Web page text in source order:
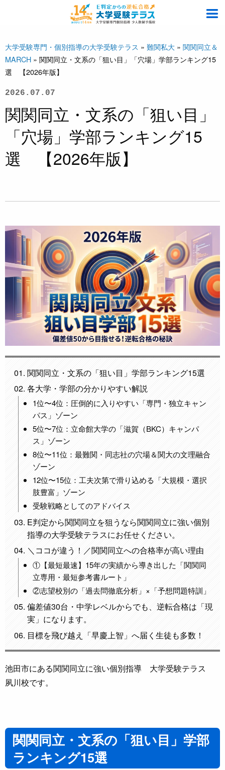
大学受験専門・個別指導の大学受験テラス » 難関私大 » 関関同立＆
MARCH » 関関同立・文系の「狙い目」「穴場」学部ランキング15
選 【2026年版】
2026.07.07
関関同立・文系の「狙い目」
「穴場」学部ランキング15
選 【2026年版】
関関同立・文系の「狙い目」学部ランキング15選
各大学・学部の分かりやすい解説
1位〜4位：圧倒的に入りやすい「専門・独立キャン
パス」ゾーン
5位〜7位：立命館大学の「滋賀（BKC）キャンパ
ス」ゾーン
8位〜11位：最難関・同志社の穴場＆関大の文理融合
ゾーン
12位〜15位：工夫次第で滑り込める「大規模・選択
肢豊富」ゾーン
受験戦略としてのアドバイス
E判定から関関同立を狙うなら関関同立に強い個別
指導の大学受験テラスにお任せください。
＼ココが違う！／関関同立への合格率が高い理由
①【最短最速】15年の実績から導き出した「関関同
立専用・最短参考書ルート」
②志望校別の「過去問徹底分析」×「予想問題特訓」
偏差値30台・中学レベルからでも、逆転合格は「現
実」になります。
目標を飛び越え「早慶上智」へ届く生徒も多数！
池田市にある関関同立に強い個別指導 大学受験テラス
夙川校です。
関関同立・文系の「狙い目」学部
ランキング15選